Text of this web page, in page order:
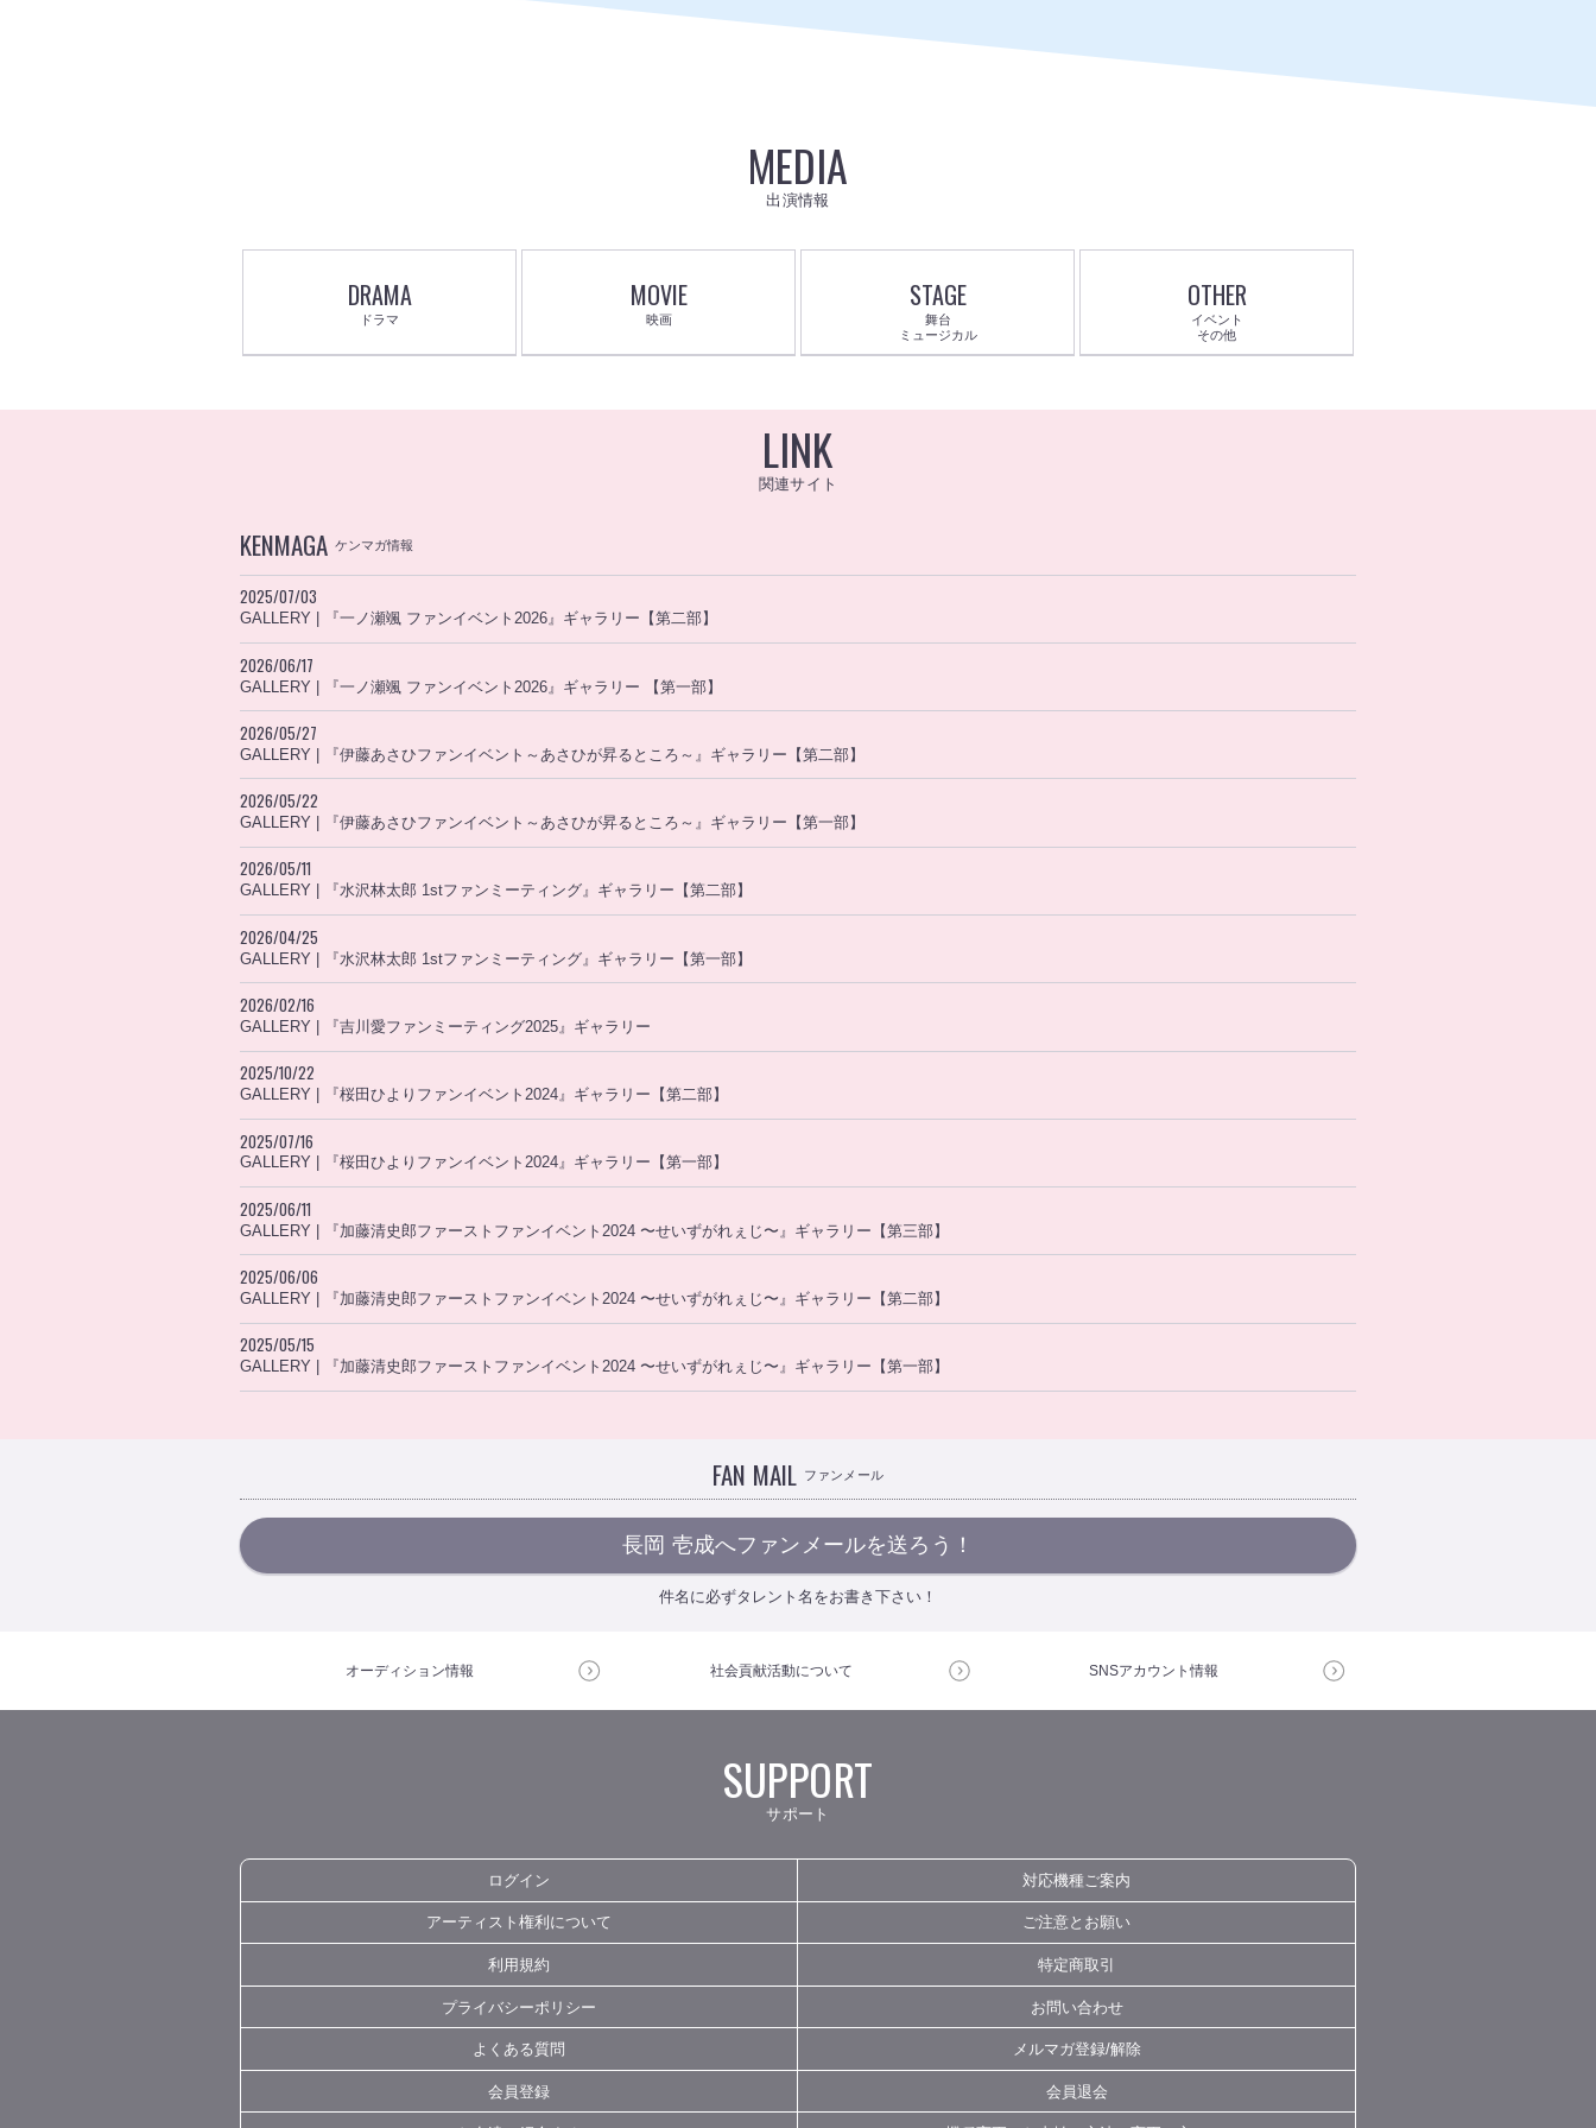
MEDIA
出演情報
DRAMA
ドラマ
MOVIE
映画
STAGE
舞台
ミュージカル
OTHER
イベント
その他
LINK
関連サイト
KENMAGA ケンマガ情報
2025/07/03
GALLERY | 『一ノ瀬颯 ファンイベント2026』ギャラリー【第二部】
2026/06/17
GALLERY | 『一ノ瀬颯 ファンイベント2026』ギャラリー 【第一部】
2026/05/27
GALLERY | 『伊藤あさひファンイベント～あさひが昇るところ～』ギャラリー【第二部】
2026/05/22
GALLERY | 『伊藤あさひファンイベント～あさひが昇るところ～』ギャラリー【第一部】
2026/05/11
GALLERY | 『水沢林太郎 1stファンミーティング』ギャラリー【第二部】
2026/04/25
GALLERY | 『水沢林太郎 1stファンミーティング』ギャラリー【第一部】
2026/02/16
GALLERY | 『吉川愛ファンミーティング2025』ギャラリー
2025/10/22
GALLERY | 『桜田ひよりファンイベント2024』ギャラリー【第二部】
2025/07/16
GALLERY | 『桜田ひよりファンイベント2024』ギャラリー【第一部】
2025/06/11
GALLERY | 『加藤清史郎ファーストファンイベント2024 〜せいずがれぇじ〜』ギャラリー【第三部】
2025/06/06
GALLERY | 『加藤清史郎ファーストファンイベント2024 〜せいずがれぇじ〜』ギャラリー【第二部】
2025/05/15
GALLERY | 『加藤清史郎ファーストファンイベント2024 〜せいずがれぇじ〜』ギャラリー【第一部】
FAN MAIL ファンメール
長岡 壱成へファンメールを送ろう！
件名に必ずタレント名をお書き下さい！
オーディション情報 社会貢献活動について SNSアカウント情報
SUPPORT
サポート
ログイン 対応機種ご案内
アーティスト権利について ご注意とお願い
利用規約 特定商取引
プライバシーポリシー お問い合わせ
よくある質問 メルマガ登録/解除
会員登録 会員退会